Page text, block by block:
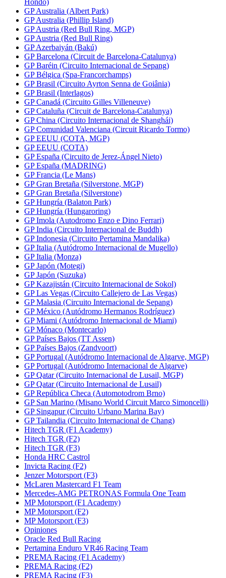
Hondo)
GP Australia (Albert Park)
GP Australia (Phillip Island)
GP Austria (Red Bull Ring, MGP)
GP Austria (Red Bull Ring)
GP Azerbaiyán (Bakú)
GP Barcelona (Circuit de Barcelona-Catalunya)
GP Baréin (Circuito Internacional de Sepang)
GP Bélgica (Spa-Francorchamps)
GP Brasil (Circuito Ayrton Senna de Goiânia)
GP Brasil (Interlagos)
GP Canadá (Circuito Gilles Villeneuve)
GP Cataluña (Circuit de Barcelona-Catalunya)
GP China (Circuito Internacional de Shanghái)
GP Comunidad Valenciana (Circuit Ricardo Tormo)
GP EEUU (COTA, MGP)
GP EEUU (COTA)
GP España (Circuito de Jerez-Ángel Nieto)
GP España (MADRING)
GP Francia (Le Mans)
GP Gran Bretaña (Silverstone, MGP)
GP Gran Bretaña (Silverstone)
GP Hungría (Balaton Park)
GP Hungría (Hungaroring)
GP Imola (Autodromo Enzo e Dino Ferrari)
GP India (Circuito Internacional de Buddh)
GP Indonesia (Circuito Pertamina Mandalika)
GP Italia (Autódromo Internacional de Mugello)
GP Italia (Monza)
GP Japón (Motegi)
GP Japón (Suzuka)
GP Kazajistán (Circuito Internacional de Sokol)
GP Las Vegas (Circuito Callejero de Las Vegas)
GP Malasia (Circuito Internacional de Sepang)
GP México (Autódromo Hermanos Rodríguez)
GP Miami (Autódromo Internacional de Miami)
GP Mónaco (Montecarlo)
GP Países Bajos (TT Assen)
GP Países Bajos (Zandvoort)
GP Portugal (Autódromo Internacional de Algarve, MGP)
GP Portugal (Autódromo Internacional de Algarve)
GP Qatar (Circuito Internacional de Lusail, MGP)
GP Qatar (Circuito Internacional de Lusail)
GP República Checa (Automotodrom Brno)
GP San Marino (Misano World Circuit Marco Simoncelli)
GP Singapur (Circuito Urbano Marina Bay)
GP Tailandia (Circuito Internacional de Chang)
Hitech TGR (F1 Academy)
Hitech TGR (F2)
Hitech TGR (F3)
Honda HRC Castrol
Invicta Racing (F2)
Jenzer Motorsport (F3)
McLaren Mastercard F1 Team
Mercedes-AMG PETRONAS Formula One Team
MP Motorsport (F1 Academy)
MP Motorsport (F2)
MP Motorsport (F3)
Opiniones
Oracle Red Bull Racing
Pertamina Enduro VR46 Racing Team
PREMA Racing (F1 Academy)
PREMA Racing (F2)
PREMA Racing (F3)